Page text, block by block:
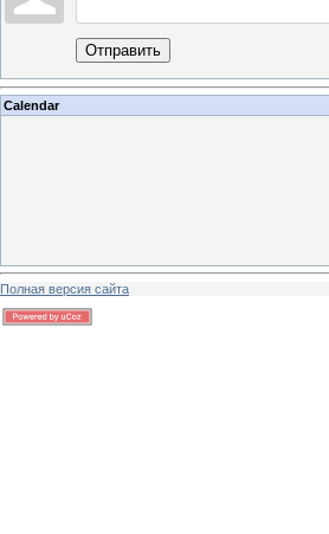
Отправить
Calendar
Полная версия сайта